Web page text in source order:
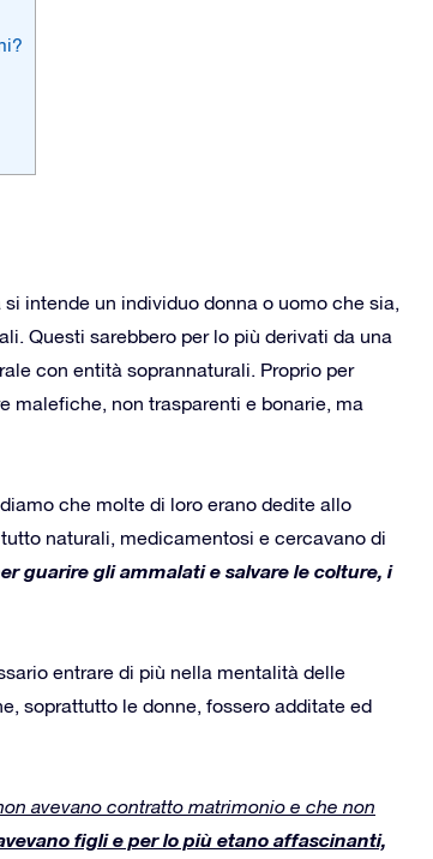
intende un individuo donna o uomo che sia,
Questi sarebbero per lo più derivati da una
con entità soprannaturali. Proprio per
malefiche, non trasparenti e bonarie, ma
che molte di loro erano dedite allo
naturali, medicamentosi e cercavano di
guarire gli ammalati e salvare le colture, i
entrare di più nella mentalità delle
soprattutto le donne, fossero additate ed
avevano contratto matrimonio e che non
figli e per lo più etano affascinanti,